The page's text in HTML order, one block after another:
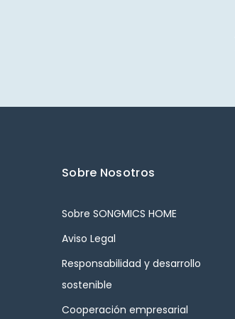
Sobre Nosotros
Sobre SONGMICS HOME
Aviso Legal
Responsabilidad y desarrollo
sostenible
Cooperación empresarial